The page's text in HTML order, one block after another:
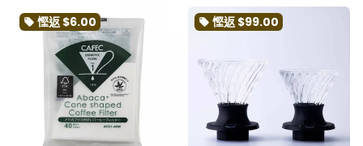
local_offer 慳返$6.00 local_offer 慳返$99.00